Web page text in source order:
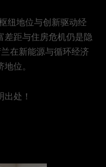
纽地位与创新驱动经
差距与住房危机仍是隐
在新能源与循环经济
位。
处！